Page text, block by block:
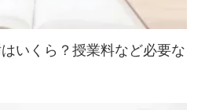
いくら？授業料など必要な